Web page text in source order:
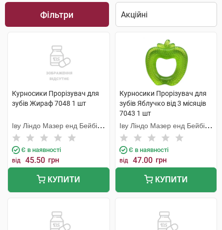
Фільтри
Курносики Прорізувач для
зубів Жираф 7048 1 шт
Іву Ліндо Мазер енд Бейбі
Продактс
Є в наявності
від 45.50 грн
КУПИТИ
Курносики Прорізувач для
зубів Яблучко від 3 місяців
7043 1 шт
Іву Ліндо Мазер енд Бейбі
Продактс
Є в наявності
від 47.00 грн
КУПИТИ